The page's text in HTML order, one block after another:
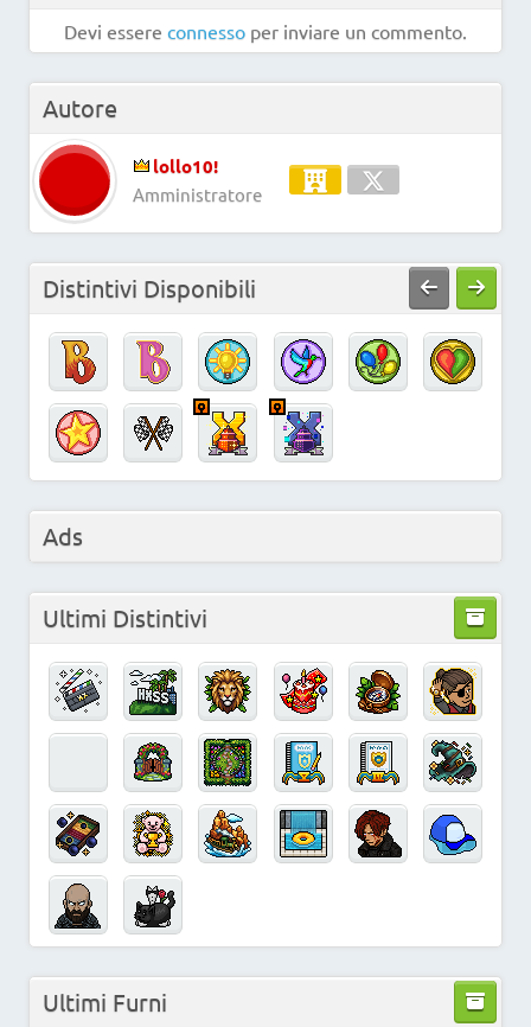
Devi essere connesso per inviare un commento.
Autore
lollo10!
Amministratore
Distintivi Disponibili
Ads
Ultimi Distintivi
Ultimi Furni